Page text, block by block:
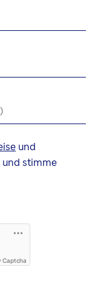
und
und stimme
Captcha